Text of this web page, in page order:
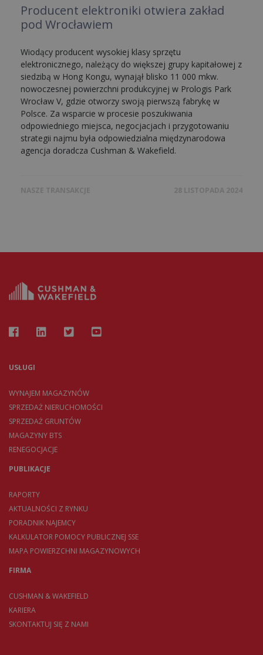
Producent elektroniki otwiera zakład
pod Wrocławiem
Wiodący producent wysokiej klasy sprzętu
elektronicznego, należący do większej grupy kapitałowej z
siedzibą w Hong Kongu, wynajął blisko 11 000 mkw.
nowoczesnej powierzchni produkcyjnej w Prologis Park
Wrocław V, gdzie otworzy swoją pierwszą fabrykę w
Polsce. Za wsparcie w procesie poszukiwania
odpowiedniego miejsca, negocjacjach i przygotowaniu
strategii najmu była odpowiedzialna międzynarodowa
agencja doradcza Cushman & Wakefield.
NASZE TRANSAKCJE 28 LISTOPADA 2024
USŁUGI
WYNAJEM MAGAZYNÓW
SPRZEDAŻ NIERUCHOMOŚCI
SPRZEDAŻ GRUNTÓW
MAGAZYNY BTS
RENEGOCJACJE
PUBLIKACJE
RAPORTY
AKTUALNOŚCI Z RYNKU
PORADNIK NAJEMCY
KALKULATOR POMOCY PUBLICZNEJ SSE
MAPA POWIERZCHNI MAGAZYNOWYCH
FIRMA
CUSHMAN & WAKEFIELD
KARIERA
SKONTAKTUJ SIĘ Z NAMI